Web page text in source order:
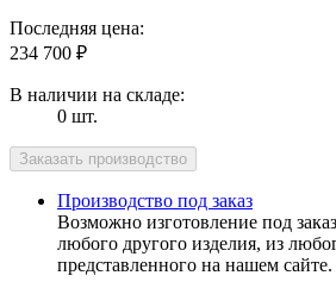
Последняя цена:
234 700 ₽
В наличии на складе:
0 шт.
Производство под заказ
Возможно изготовление под
любого другого изделия, из
представленного на нашем сайте.